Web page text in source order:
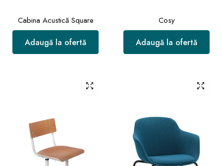
Cabina Acustică Square
Adaugă la ofertă
Cosy
Adaugă la ofertă